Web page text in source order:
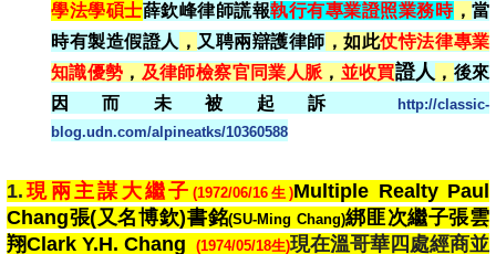
學法學碩士薛欽峰律師謊報執行有專業證照業務時，當
時有製造假證人 ， 又聘兩辯護律師 ，如此仗恃法律專業
知識優勢 ， 及律師檢察官同業人脈 ， 並收買證人 ， 後來
因而未被起訴
http://classic-
blog.udn.com/alpineatks/10360588
1. 現兩主謀大繼子 (1972/06/16生)Multiple Realty Paul
Chang張(又名博欽)書銘(SU-Ming Chang)綁匪次繼子張雲
翔Clark Y.H. Chang
(1974/05/18生)現在溫哥華四處經商並